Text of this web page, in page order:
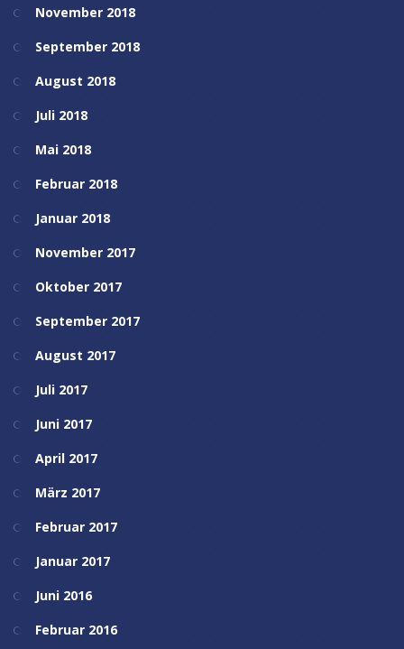
November 2018
September 2018
August 2018
Juli 2018
Mai 2018
Februar 2018
Januar 2018
November 2017
Oktober 2017
September 2017
August 2017
Juli 2017
Juni 2017
April 2017
März 2017
Februar 2017
Januar 2017
Juni 2016
Februar 2016